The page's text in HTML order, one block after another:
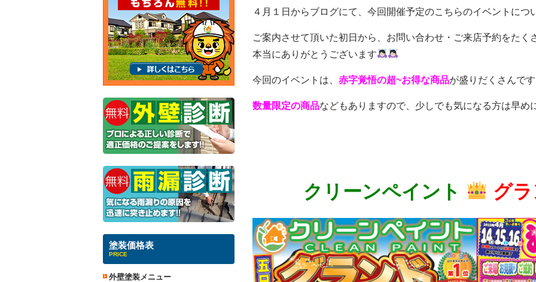
４月１日からブログにて、今回開催予定のこちらのイベントにつ
ご案内させて頂いた初日から、お問い合わせ・ご来店予約をたく
本当にありがとうございます
今回のイベントは、 赤字覚悟の超~お得な商品が盛りだくさんです
数量限定の商品などもありますので、少しでも気になる方は早め
クリーンペイント グ
塗装価格表
PRICE
外壁塗装メニュー